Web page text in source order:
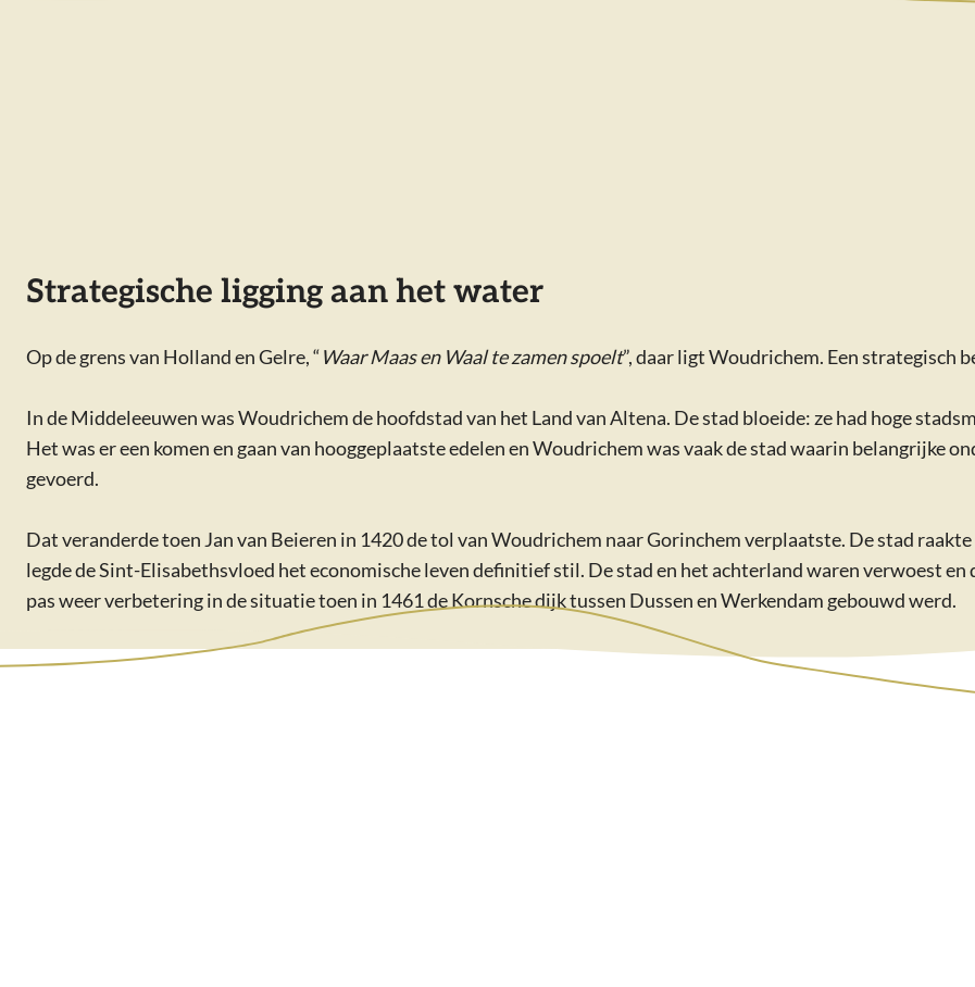
Strategische ligging aan het water
Op de grens van Holland en Gelre, “Waar Maas en Waal te zamen spoelt”, daar ligt Woudrichem. Een strategisch
In de Middeleeuwen was Woudrichem de hoofdstad van het Land van Altena. De stad bloeide: ze had hoge
Het was er een komen en gaan van hooggeplaatste edelen en Woudrichem was vaak de stad waarin belangrijke
gevoerd.
Dat veranderde toen Jan van Beieren in 1420 de tol van Woudrichem naar Gorinchem verplaatste. De stad
legde de Sint-Elisabethsvloed het economische leven definitief stil. De stad en het achterland waren verwoest
pas weer verbetering in de situatie toen in 1461 de Kornsche dijk tussen Dussen en Werkendam gebouwd werd.